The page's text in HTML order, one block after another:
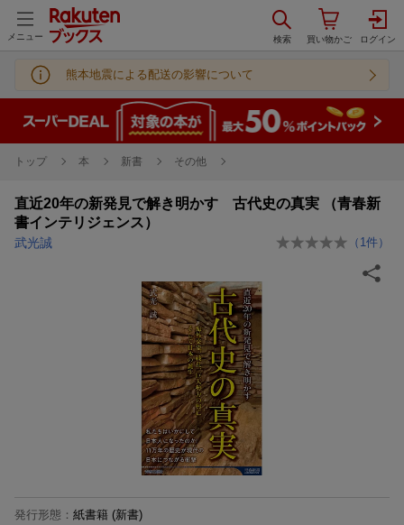
メニュー
熊本地震による配送の影響について
トップ 本 新書 その他
直近20年の新発見で解き明かす 古代史の真実 （青春新
書インテリジェンス）
武光誠 （ 1 件）
発行形態 ： 紙書籍 (新書)